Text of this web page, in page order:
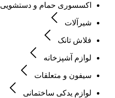
اکسسوری حمام و دستشویی
شیرآلات
فلاش تانک
لوازم آشپزخانه
سیفون و متعلقات
لوازم یدکی ساختمانی